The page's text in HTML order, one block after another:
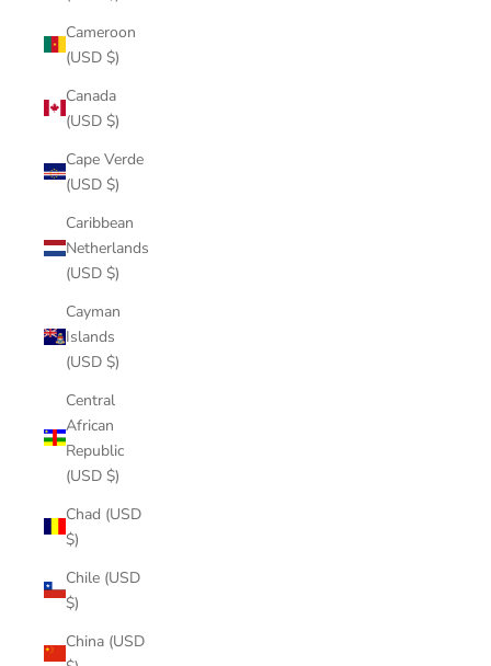
Cameroon
(USD $)
Canada
(USD $)
Cape Verde
(USD $)
Caribbean
Netherlands
(USD $)
Cayman
Islands
(USD $)
Central
African
Republic
(USD $)
Chad (USD
$)
Chile (USD
$)
China (USD